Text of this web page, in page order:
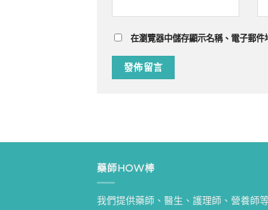
在瀏覽器中儲存顯示名稱、電子郵
藥師HOW棒
我們提供藥師、醫生、護理師、營養師